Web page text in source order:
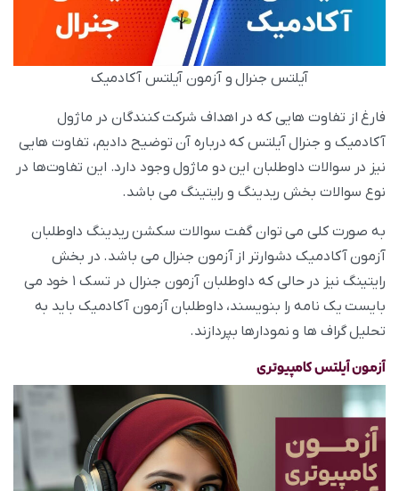
آیلتس جنرال و آزمون آیلتس آکادمیک
فارغ از تفاوت‌ هایی که در اهداف شرکت کنندگان در ماژول
آکادمیک و جنرال آیلتس که درباره آن توضیح دادیم، تفاوت‌ هایی
نیز در سوالات داوطلبان این دو ماژول وجود دارد. این تفاوت‌ها در
نوع سوالات بخش ریدینگ و رایتینگ می‌ باشد.
به صورت کلی می‌ توان گفت سوالات سکشن ریدینگ داوطلبان
آزمون آکادمیک دشوارتر از آزمون جنرال می‌ باشد. در بخش
رایتینگ نیز در حالی که داوطلبان آزمون جنرال در تسک ۱ خود می‌
بایست یک نامه را بنویسند، داوطلبان آزمون آکادمیک باید به
تحلیل گراف‌ ها و نمودارها بپردازند.
آزمون آیلتس کامپیوتری